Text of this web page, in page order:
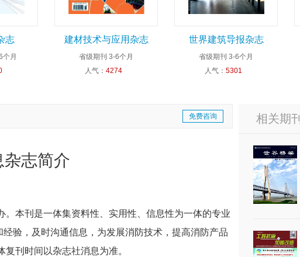
志
个月
建材技术与应用杂志
省级期刊 3-6个月
人气： 4274
世界建筑导报杂志
省级期刊 3-6个月
人气： 5301
免费咨询
志简介
。本刊是一体集资料性、实用性、信息性为一体的专业
验，及时沟通信息，为发展消防技术，提高消防产品
刊时间以杂志社消息为准。
相关期刊